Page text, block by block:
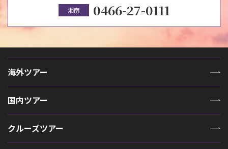
湘南 0466-27-0111
海外ツアー
国内ツアー
クルーズツアー